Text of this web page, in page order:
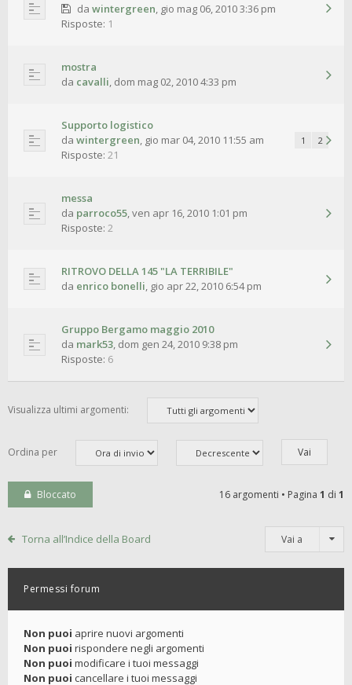
da wintergreen, gio mag 06, 2010 3:36 pm
Risposte: 1
mostra
da cavalli, dom mag 02, 2010 4:33 pm
Supporto logistico
da wintergreen, gio mar 04, 2010 11:55 am 1 2
Risposte: 21
messa
da parroco55,ven apr 16, 2010 1:01 pm
Risposte: 2
RITROVO DELLA 145 "LA TERRIBILE"
da enrico bonelli, gio apr 22, 2010 6:54 pm
Gruppo Bergamo maggio 2010
da mark53, dom gen 24, 2010 9:38 pm
Risposte: 6
Visualizza ultimi argomenti:
Ordina per
Bloccato 16 argomenti • Pagina 1 di 1
Torna all’Indice della Board Vai a
Permessi forum
Non puoi aprire nuovi argomenti
Non puoi rispondere negli argomenti
Non puoi modificare i tuoi messaggi
Non puoi cancellare i tuoi messaggi